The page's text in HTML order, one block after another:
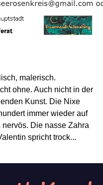
malerisch.
ohne. Auch nicht in der
Kunst. Die Nixe
immer wieder auf
Die nasse Zahra
spricht trock...